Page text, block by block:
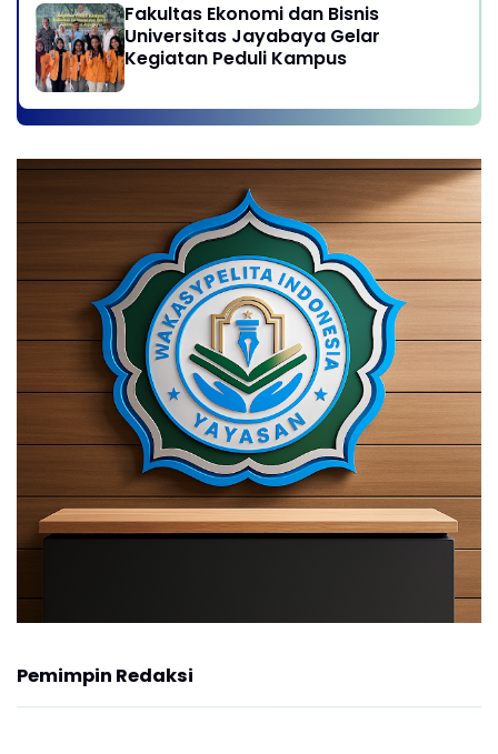
Fakultas Ekonomi dan Bisnis
Universitas Jayabaya Gelar
Kegiatan Peduli Kampus
Pemimpin Redaksi